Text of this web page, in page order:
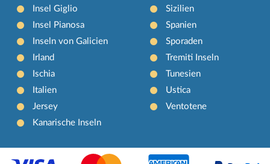
Insel Giglio
Insel Pianosa
Inseln von Galicien
Irland
Ischia
Italien
Jersey
Kanarische Inseln
Sizilien
Spanien
Sporaden
Tremiti Inseln
Tunesien
Ustica
Ventotene